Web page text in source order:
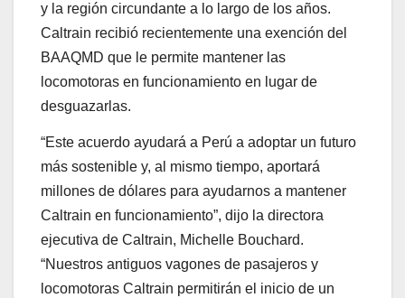
y la región circundante a lo largo de los años.
Caltrain recibió recientemente una exención del
BAAQMD que le permite mantener las
locomotoras en funcionamiento en lugar de
desguazarlas.
“Este acuerdo ayudará a Perú a adoptar un futuro
más sostenible y, al mismo tiempo, aportará
millones de dólares para ayudarnos a mantener
Caltrain en funcionamiento”, dijo la directora
ejecutiva de Caltrain, Michelle Bouchard.
“Nuestros antiguos vagones de pasajeros y
locomotoras Caltrain permitirán el inicio de un